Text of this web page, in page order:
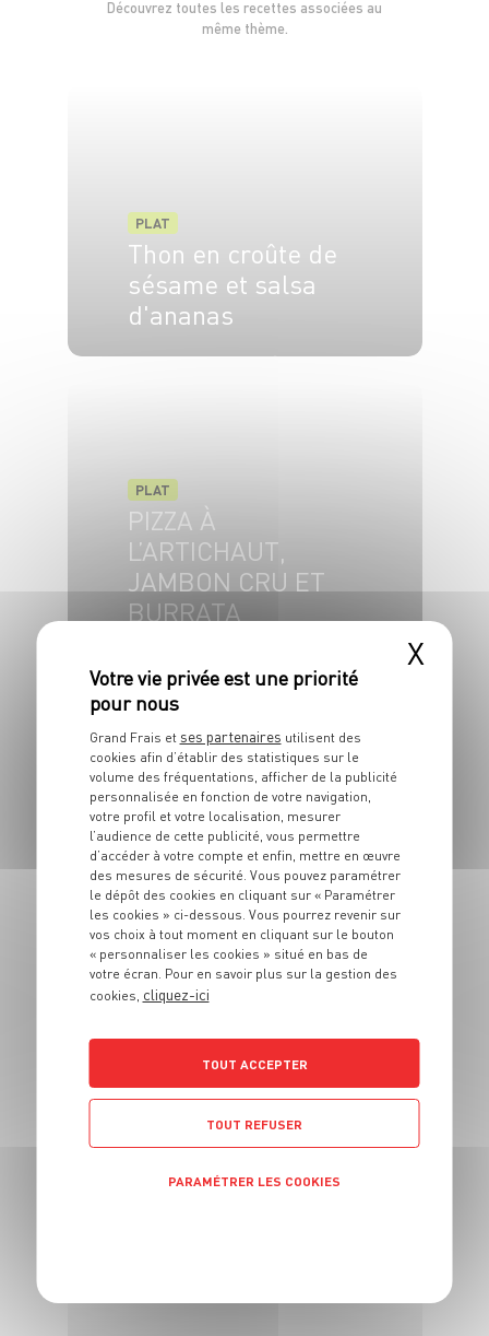
Découvrez toutes les recettes associées au
même thème.
PLAT
Thon en croûte de
sésame et salsa
d'ananas
PLAT
PIZZA À
L’ARTICHAUT,
JAMBON CRU ET
BURRATA
PLAT
Salade de quinoa,
légumes croquants
et haddock
4 pers. 20 min 5 min
PLAT
X
Grand Frais et ses partenaires utilisent des
cookies afin d’établir des statistiques sur le
volume des fréquentations, afficher de la publicité
personnalisée en fonction de votre navigation,
votre profil et votre localisation, mesurer
l’audience de cette publicité, vous permettre
d’accéder à votre compte et enfin, mettre en œuvre
des mesures de sécurité. Vous pouvez paramétrer
le dépôt des cookies en cliquant sur « Paramétrer
les cookies » ci-dessous. Vous pourrez revenir sur
vos choix à tout moment en cliquant sur le bouton
« personnaliser les cookies » situé en bas de
votre écran. Pour en savoir plus sur la gestion des
cookies, cliquez-ici
TOUT ACCEPTER
TOUT REFUSER
PARAMÉTRER LES COOKIES